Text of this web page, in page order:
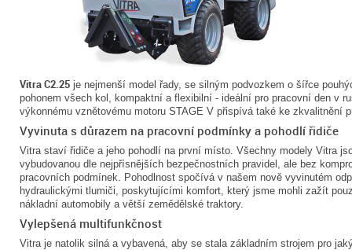
Vitra C2.25 je nejmenší model řady, se silným podvozkem o šířce
pohonem všech kol, kompaktní a flexibilní - ideální pro pracovní den v
výkonnému vznětovému motoru STAGE V přispívá také ke zkvalitnění
Vyvinuta s důrazem na pracovní podmínky a pohodlí řidiče
Vitra staví řidiče a jeho pohodlí na první místo. Všechny modely Vitra
vybudovanou dle nejpřísnějších bezpečnostních pravidel, ale bez
pracovních podmínek. Pohodlnost spočívá v našem nově vyvinutém
hydraulickými tlumiči, poskytujícími komfort, který jsme mohli zažít
nákladní automobily a větší zemědělské traktory.
Vylepšená multifunkčnost
Vitra je natolik silná a vybavená, aby se stala základním strojem pro